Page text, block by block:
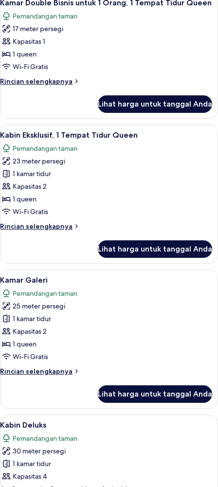
semua
foto
untuk
Kamar
Double
Bisnis
1
Tempat
Tidur
Queen
Kamar Double Bisnis untuk 1 Orang, 1 Tempat Tidur Queen
Pemandangan taman
17 meter persegi
Kapasitas 1
1 queen
Wi-Fi Gratis
Rincian selengkapnya
Rincian
Kamar
Double
Bisnis
Orang,
Tempat
Tidur
Queen
Lihat harga untuk tanggal Anda
Lihat
semua
foto
untuk
Kabin
Eksklusif,
1
Tempat
Queen
Kabin Eksklusif, 1 Tempat Tidur
12
Kabin Eksklusif, 1 Tempat Tidur Queen
Pemandangan taman
23 meter persegi
1 kamar tidur
Kapasitas 2
1 queen
Wi-Fi Gratis
Rincian selengkapnya
Rincian
Kabin
Eksklusif,
1
Tidur
Queen
Lihat harga untuk tanggal Anda
Lihat
semua
foto
untuk
Kamar
Galeri
Seprai premium, minibar, brankas,
3
Kamar Galeri
Pemandangan taman
25 meter persegi
1 kamar tidur
Kapasitas 2
1 queen
Wi-Fi Gratis
Rincian selengkapnya
Rincian
Kamar
Galeri
Lihat harga untuk tanggal Anda
Lihat
semua
foto
untuk
Kabin
Deluks
Kabin Deluks | Seprai premium,
6
Kabin Deluks
Pemandangan taman
30 meter persegi
1 kamar tidur
Kapasitas 4